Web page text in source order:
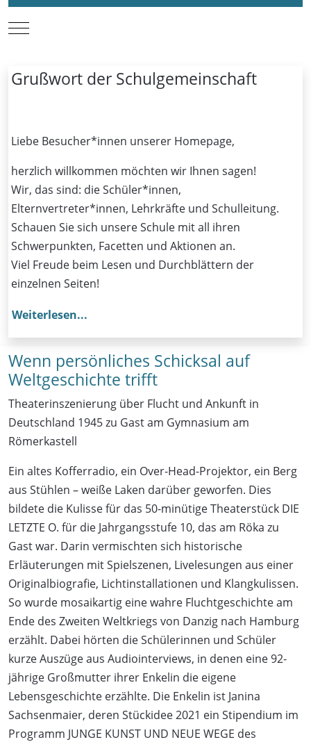
Mobile Menu Toggle
Grußwort der Schulgemeinschaft
Liebe Besucher*innen unserer Homepage,
herzlich willkommen möchten wir Ihnen sagen!
Wir, das sind: die Schüler*innen,
Elternvertreter*innen, Lehrkräfte und Schulleitung.
Schauen Sie sich unsere Schule mit all ihren
Schwerpunkten, Facetten und Aktionen an.
Viel Freude beim Lesen und Durchblättern der
einzelnen Seiten!
Weiterlesen...
Wenn persönliches Schicksal auf
Weltgeschichte trifft
Theaterinszenierung über Flucht und Ankunft in
Deutschland 1945 zu Gast am Gymnasium am
Römerkastell
Ein altes Kofferradio, ein Over-Head-Projektor, ein Berg
aus Stühlen – weiße Laken darüber geworfen. Dies
bildete die Kulisse für das 50-minütige Theaterstück DIE
LETZTE O. für die Jahrgangsstufe 10, das am Röka zu
Gast war. Darin vermischten sich historische
Erläuterungen mit Spielszenen, Livelesungen aus einer
Originalbiografie, Lichtinstallationen und Klangkulissen.
So wurde mosaikartig eine wahre Fluchtgeschichte am
Ende des Zweiten Weltkriegs von Danzig nach Hamburg
erzählt. Dabei hörten die Schülerinnen und Schüler
kurze Auszüge aus Audiointerviews, in denen eine 92-
jährige Großmutter ihrer Enkelin die eigene
Lebensgeschichte erzählte. Die Enkelin ist Janina
Sachsenmaier, deren Stückidee 2021 ein Stipendium im
Programm JUNGE KUNST UND NEUE WEGE des